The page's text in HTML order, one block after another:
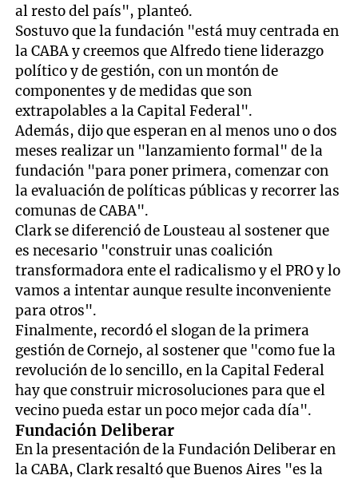
al resto del país", planteó.
Sostuvo que la fundación "está muy centrada en
la CABA y creemos que Alfredo tiene liderazgo
político y de gestión, con un montón de
componentes y de medidas que son
extrapolables a la Capital Federal".
Además, dijo que esperan en al menos uno o dos
meses realizar un "lanzamiento formal" de la
fundación "para poner primera, comenzar con
la evaluación de políticas públicas y recorrer las
comunas de CABA".
Clark se diferenció de Lousteau al sostener que
es necesario "construir unas coalición
transformadora ente el radicalismo y el PRO y lo
vamos a intentar aunque resulte inconveniente
para otros".
Finalmente, recordó el slogan de la primera
gestión de Cornejo, al sostener que "como fue la
revolución de lo sencillo, en la Capital Federal
hay que construir microsoluciones para que el
vecino pueda estar un poco mejor cada día".
Fundación Deliberar
En la presentación de la Fundación Deliberar en
la CABA, Clark resaltó que Buenos Aires "es la